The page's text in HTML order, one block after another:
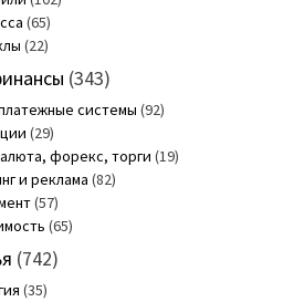
(65)
(22)
(343)
системы (92)
(29)
форекс, торги (19)
и реклама (82)
(57)
(65)
(742)
(35)